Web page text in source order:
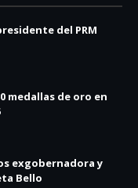
del PRM
medallas de oro en
exgobernadora y
Bello